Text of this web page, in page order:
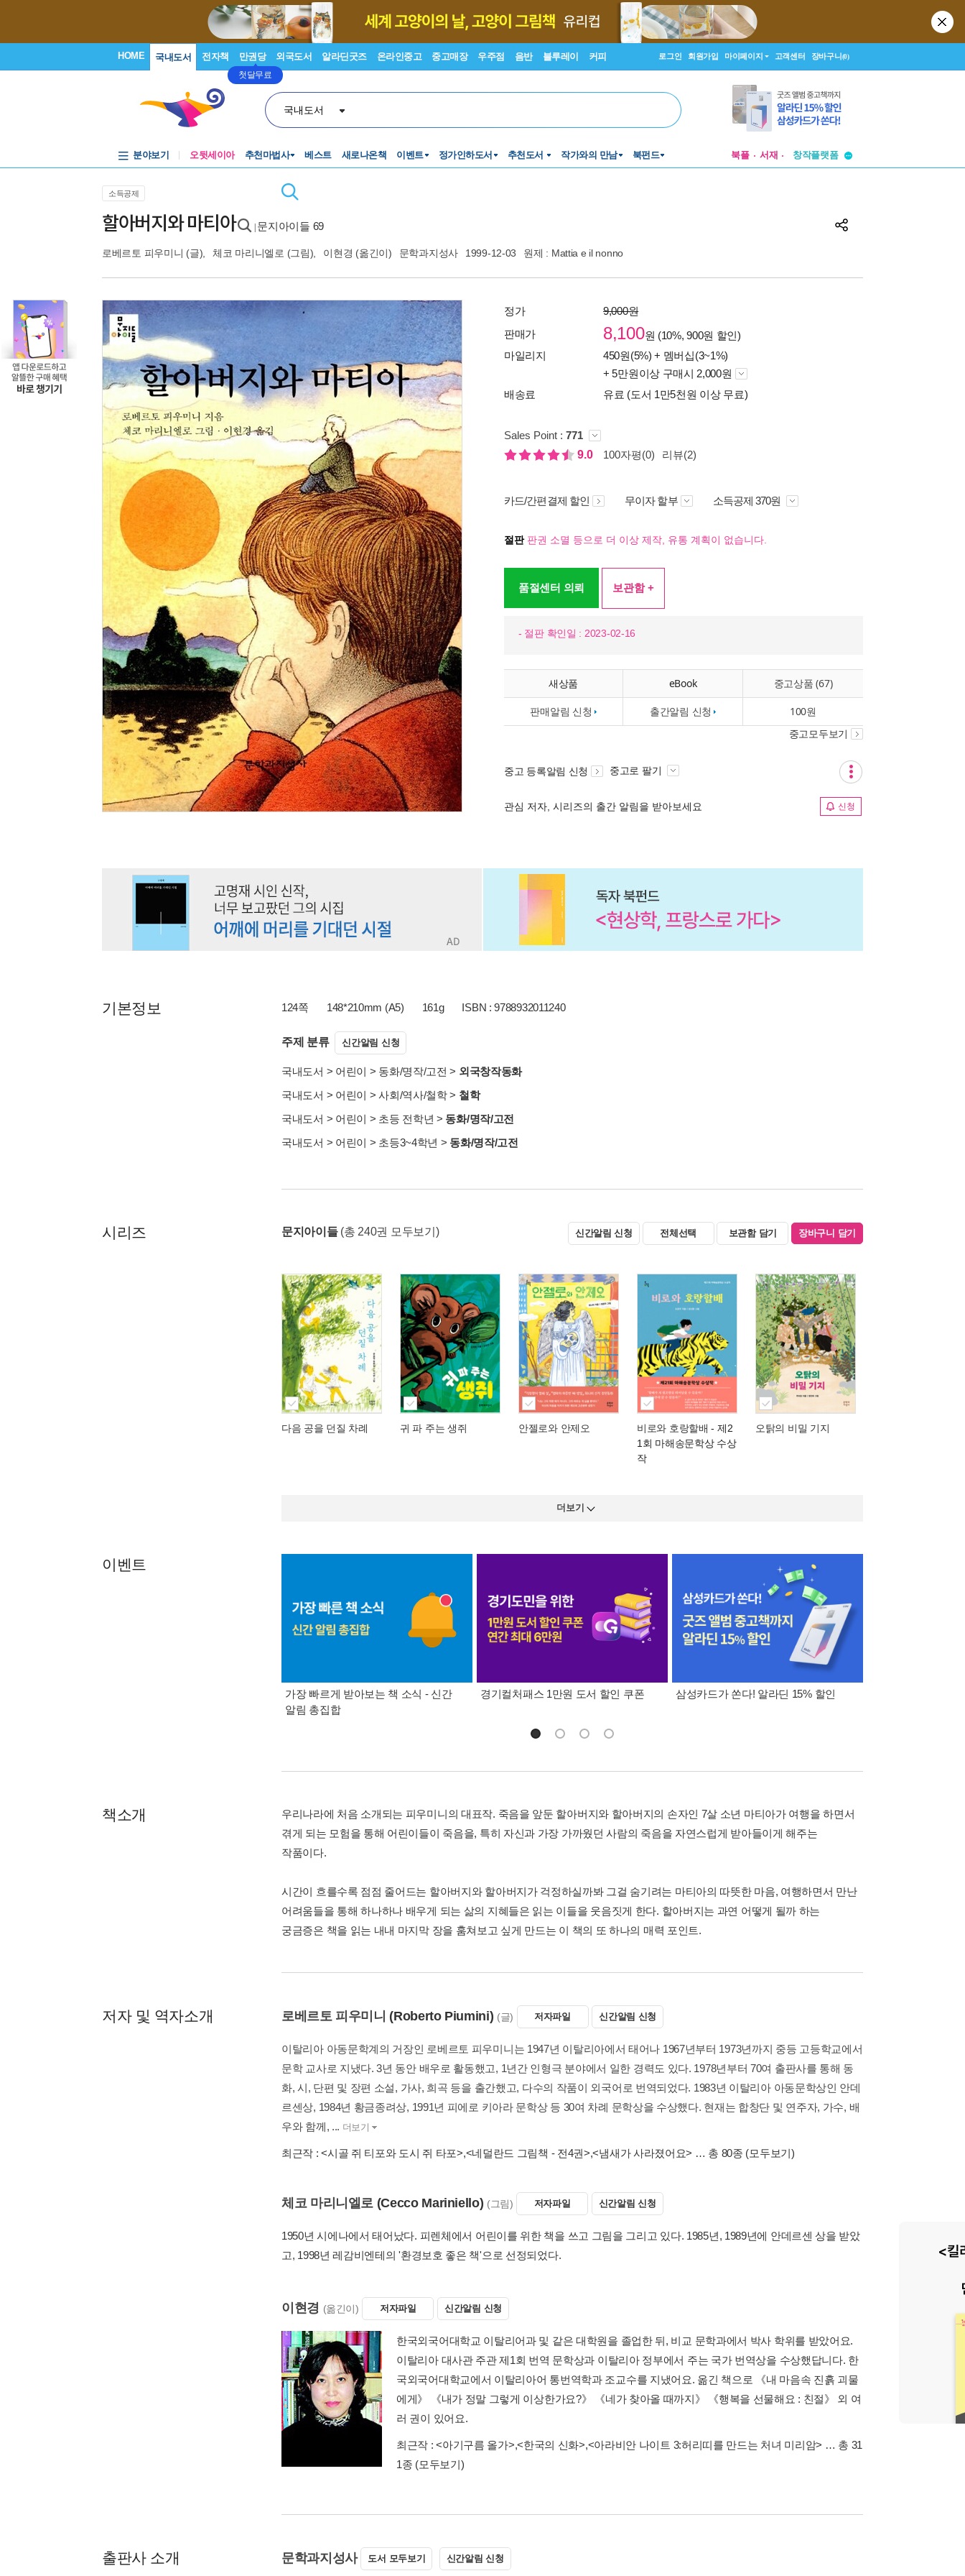
HOME 국내도서 전자책 만권당
첫달무료
외국도서 알라딘굿즈 온라인중고 중고매장 우주점 음반 블루레이 커피 로그인 회원가입 마이페이지 고객센터 장바구니(0)
국내도서
분야보기 오뒷세이아 추천마법사 베스트 새로나온책 이벤트 정가인하도서 추천도서 작가와의 만남 북펀드 북플 서재
창작플랫폼
소득공제
할아버지와 마티아 문지아이들 69
로베르토 피우미니 (글), 체코 마리니엘로 (그림), 이현경 (옮긴이) 문학과지성사 1999-12-03 원제 : Mattia e il nonno
정가
9,000원
판매가
8,100원 (10%, 900원 할인)
마일리지
450원(5%) + 멤버십(3~1%)
+ 5만원이상 구매시 2,000원
배송료
유료 (도서 1만5천원 이상 무료)
Sales Point : 771
9.0
100자평(0) 리뷰(2)
카드/간편결제 할인 무이자 할부 소득공제 370원
절판판권 소멸 등으로 더 이상 제작, 유통 계획이 없습니다.
품절센터 의뢰 보관함 +
- 절판 확인일 : 2023-02-16
새상품 eBook 중고상품 (67)
판매알림 신청 출간알림 신청 100원
중고모두보기
중고 등록알림 신청 중고로 팔기
관심 저자, 시리즈의 출간 알림을 받아보세요 신청
기본정보 124쪽 148*210mm (A5) 161g ISBN : 9788932011240
주제 분류 신간알림 신청
국내도서 > 어린이 > 동화/명작/고전 > 외국창작동화
국내도서 > 어린이 >사회/역사/철학> 철학
국내도서 > 어린이 > 초등 전학년 > 동화/명작/고전
국내도서 > 어린이 > 초등3~4학년 > 동화/명작/고전
시리즈 문지아이들 (총 240권 모두보기) 신간알림 신청 전체선택 보관함 담기 장바구니 담기
다음 공을 던질 차례 귀 파 주는 생쥐 안젤로와 안제오 비로와 호랑할배 - 제2
1회 마해송문학상 수상
작
오탉의 비밀 기지
더보기
이벤트
가장 빠르게 받아보는 책 소식 - 신간
알림 총집합
경기컬처패스 1만원 도서 할인 쿠폰 삼성카드가 쏜다! 알라딘 15% 할인
책소개
우리나라에 처음 소개되는 피우미니의 대표작. 죽음을 앞둔 할아버지와 할아버지의 손자인 7살 소년 마티아가 여행을 하면서
겪게 되는 모험을 통해 어린이들이 죽음을, 특히 자신과 가장 가까웠던 사람의 죽음을 자연스럽게 받아들이게 해주는
작품이다.
시간이 흐를수록 점점 줄어드는 할아버지와 할아버지가 걱정하실까봐 그걸 숨기려는 마티아의 따뜻한 마음, 여행하면서 만난
어려움들을 통해 하나하나 배우게 되는 삶의 지혜들은 읽는 이들을 웃음짓게 한다. 할아버지는 과연 어떻게 될까 하는
궁금증은 책을 읽는 내내 마지막 장을 훔쳐보고 싶게 만드는 이 책의 또 하나의 매력 포인트.
저자 및 역자소개 로베르토 피우미니 (Roberto Piumini) (글) 저자파일 신간알림 신청
이탈리아 아동문학계의 거장인 로베르토 피우미니는 1947년 이탈리아에서 태어나 1967년부터 1973년까지 중등 고등학교에서
문학 교사로 지냈다. 3년 동안 배우로 활동했고, 1년간 인형극 분야에서 일한 경력도 있다. 1978년부터 70여 출판사를 통해 동
화, 시, 단편 및 장편 소설, 가사, 희곡 등을 출간했고, 다수의 작품이 외국어로 번역되었다. 1983년 이탈리아 아동문학상인 안데
르센상, 1984년 황금종려상, 1991년 피에로 키아라 문학상 등 30여 차례 문학상을 수상했다. 현재는 합창단 및 연주자, 가수, 배
우와 함께, ... 더보기
최근작 :<시골 쥐 티포와 도시 쥐 타포>,<네덜란드 그림책 - 전4권>,<냄새가 사라졌어요> … 총 80종 (모두보기)
체코 마리니엘로 (Cecco Mariniello) (그림) 저자파일 신간알림 신청
1950년 시에나에서 태어났다. 피렌체에서 어린이를 위한 책을 쓰고 그림을 그리고 있다. 1985년, 1989년에 안데르센 상을 받았
고, 1998년 레감비엔테의 '환경보호 좋은 책'으로 선정되었다.
이현경 (옮긴이) 저자파일 신간알림 신청
한국외국어대학교 이탈리어과 및 같은 대학원을 졸업한 뒤, 비교 문학과에서 박사 학위를 받았어요.
이탈리아 대사관 주관 제1회 번역 문학상과 이탈리아 정부에서 주는 국가 번역상을 수상했답니다. 한
국외국어대학교에서 이탈리아어 통번역학과 조교수를 지냈어요. 옮긴 책으로 《내 마음속 진흙 괴물
에게》 《내가 정말 그렇게 이상한가요?》 《네가 찾아올 때까지》 《행복을 선물해요 : 친절》 외 여
러 권이 있어요.
최근작 :<아기구름 올가>,<한국의 신화>,<아라비안 나이트 3:허리띠를 만드는 처녀 미리암> … 총 31
1종 (모두보기)
출판사 소개 문학과지성사 도서 모두보기 신간알림 신청